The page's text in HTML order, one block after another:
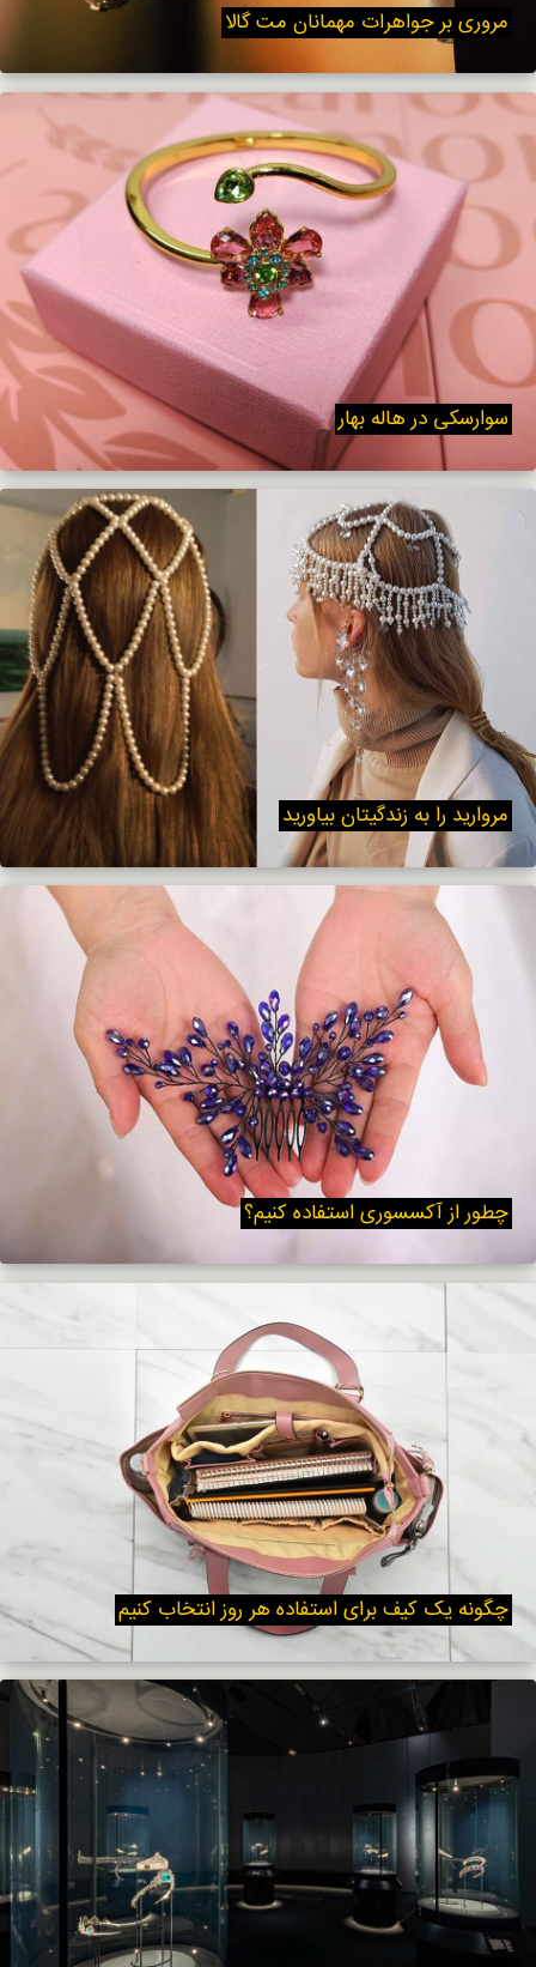
مروری بر جواهرات مهمانان مت گالا
سوارسکی در هاله بهار
مروارید را به زندگیتان بیاورید
چطور از آکسسوری استفاده کنیم؟
چگونه یک کیف برای استفاده هر روز انتخاب کنیم